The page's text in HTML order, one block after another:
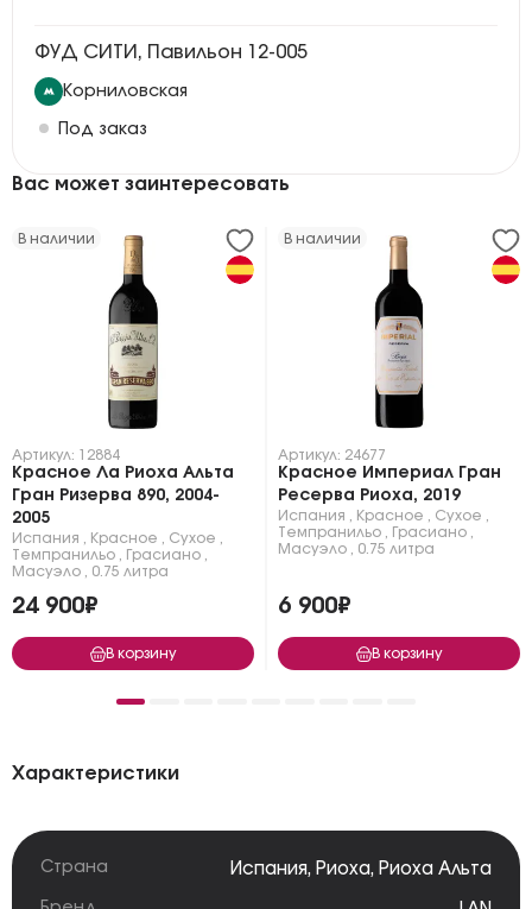
ФУД СИТИ, Павильон 12-005
Корниловская
Под заказ
Вас может заинтересовать
В наличии
Артикул: 12884
Красное Ла Риоха Альта
Гран Ризерва 890, 2004-
2005
Испания Красное Сухое
Темпранильо
Грасиано
Масуэло
0.75 литра
24 900₽
В корзину
В наличии
Артикул: 24677
Красное Империал Гран
Ресерва Риоха, 2019
Испания Красное Сухое
Темпранильо
Грасиано
Масуэло
0.75 литра
6 900₽
В корзину
Характеристики
Страна Испания, Риоха, Риоха Альта